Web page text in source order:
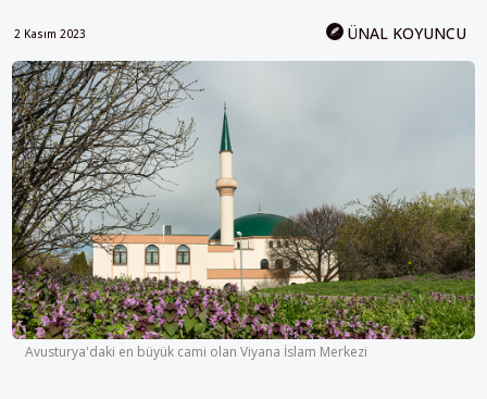
2 Kasım 2023 ÜNAL KOYUNCU
Avusturya'daki en büyük cami olan Viyana İslam Merkezi